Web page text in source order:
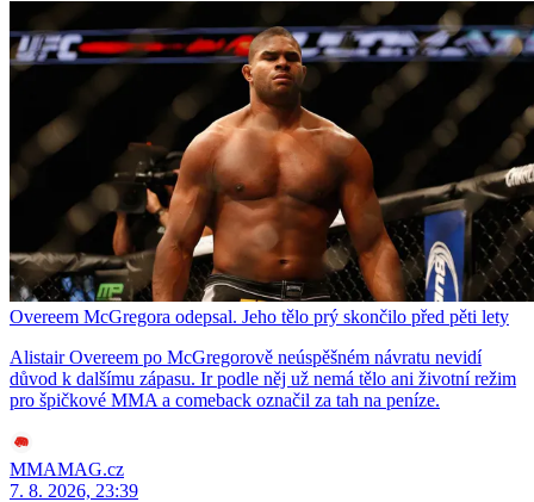
Overeem McGregora odepsal. Jeho tělo prý skončilo před pěti lety
Alistair Overeem po McGregorově neúspěšném návratu nevidí
důvod k dalšímu zápasu. Ir podle něj už nemá tělo ani životní režim
pro špičkové MMA a comeback označil za tah na peníze.
MMAMAG.cz
7. 8. 2026, 23:39